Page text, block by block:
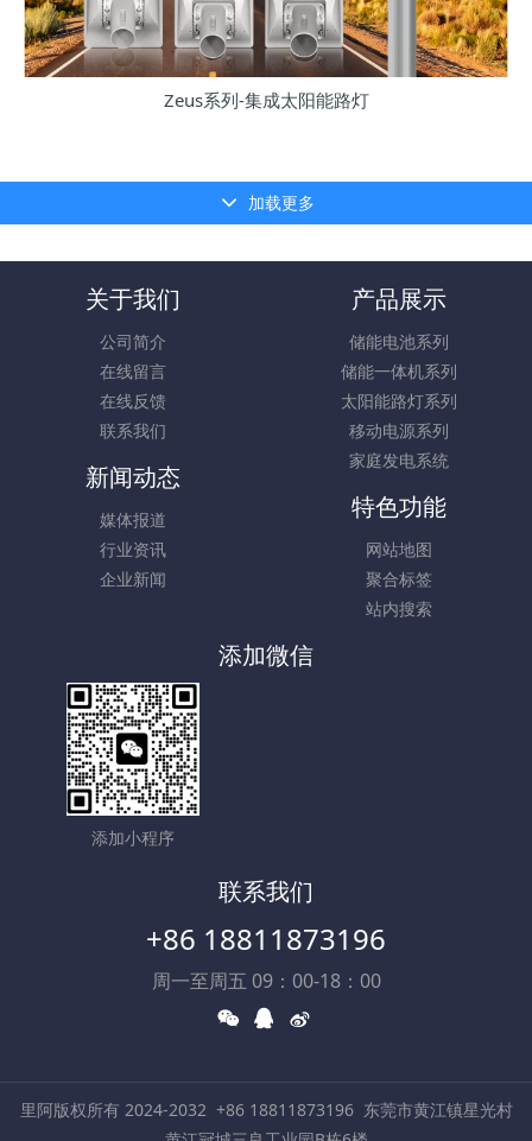
Zeus系列-集成太阳能路灯
加载更多
关于我们
公司简介
在线留言
在线反馈
联系我们
产品展示
储能电池系列
储能一体机系列
太阳能路灯系列
移动电源系列
家庭发电系统
新闻动态
媒体报道
行业资讯
企业新闻
特色功能
网站地图
聚合标签
站内搜索
添加微信
添加小程序
联系我们
+86 18811873196
周一至周五 09：00-18：00
里阿版权所有 2024-2032 +86 18811873196 东莞市黄江镇星光村